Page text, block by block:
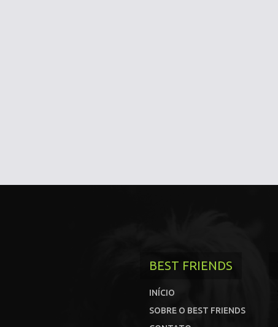
BEST FRIENDS
INÍCIO
SOBRE O BEST FRIENDS